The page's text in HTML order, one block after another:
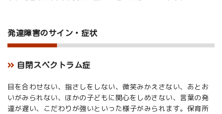
発達障害のサイン・症状
自閉スペクトラム症
目を合わせない、指さしをしない、微笑みかえさない、あとお
いがみられない、ほかの子どもに関心をしめさない、言葉の発
達が遅い、こだわりが強いといった様子がみられます。保育所